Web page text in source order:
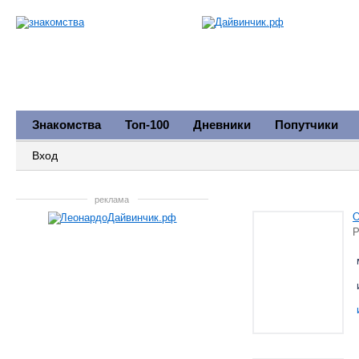
Знакомства Топ-100 Дневники Попутчики
Вход
реклама